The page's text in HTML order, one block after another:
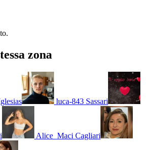
zona
luca-843 Sassari
Alice_Maci Cagliari